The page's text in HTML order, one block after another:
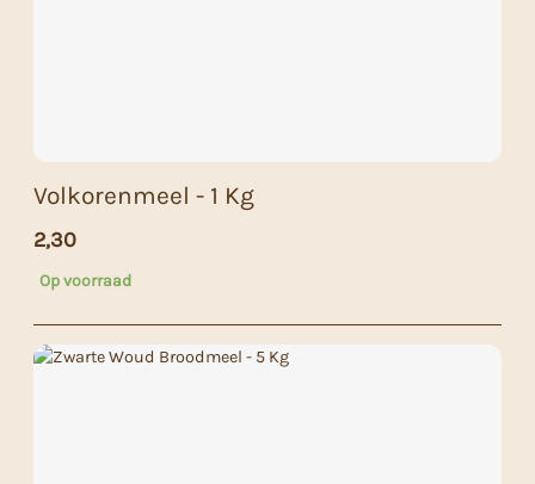
Volkorenmeel - 1 Kg
2,30
Op voorraad